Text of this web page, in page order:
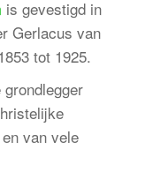
is gevestigd in
Gerlacus van
tot 1925.
van vele